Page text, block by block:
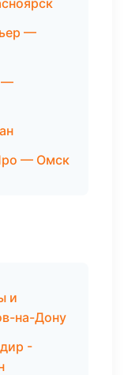
—
—
— Омск
и
на-Дону
-